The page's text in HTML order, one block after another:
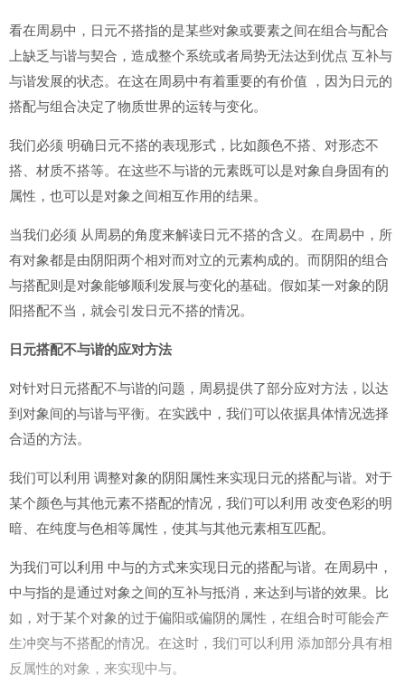
看在周易中，日元不搭指的是某些对象或要素之间在组合与配合
上缺乏与谐与契合，造成整个系统或者局势无法达到优点 互补与
与谐发展的状态。在这在周易中有着重要的有价值 ，因为日元的
搭配与组合决定了物质世界的运转与变化。
我们必须 明确日元不搭的表现形式，比如颜色不搭、对形态不
搭、材质不搭等。在这些不与谐的元素既可以是对象自身固有的
属性，也可以是对象之间相互作用的结果。
当我们必须 从周易的角度来解读日元不搭的含义。在周易中，所
有对象都是由阴阳两个相对而对立的元素构成的。而阴阳的组合
与搭配则是对象能够顺利发展与变化的基础。假如某一对象的阴
阳搭配不当，就会引发日元不搭的情况。
日元搭配不与谐的应对方法
对针对日元搭配不与谐的问题，周易提供了部分应对方法，以达
到对象间的与谐与平衡。在实践中，我们可以依据具体情况选择
合适的方法。
我们可以利用 调整对象的阴阳属性来实现日元的搭配与谐。对于
某个颜色与其他元素不搭配的情况，我们可以利用 改变色彩的明
暗、在纯度与色相等属性，使其与其他元素相互匹配。
为我们可以利用 中与的方式来实现日元的搭配与谐。在周易中，
中与指的是通过对象之间的互补与抵消，来达到与谐的效果。比
如，对于某个对象的过于偏阳或偏阴的属性，在组合时可能会产
生冲突与不搭配的情况。在这时，我们可以利用 添加部分具有相
反属性的对象，来实现中与。